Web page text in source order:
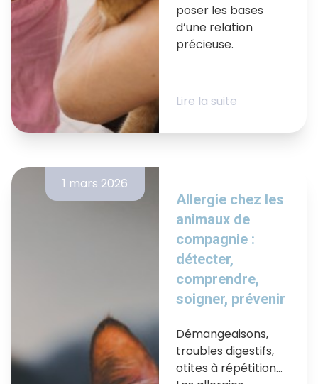
poser les bases
d’une relation
précieuse.
Lire la suite
1 mars 2026
Allergie chez les
animaux de
compagnie :
détecter,
comprendre,
soigner, prévenir
Démangeaisons,
troubles digestifs,
otites à répétition…